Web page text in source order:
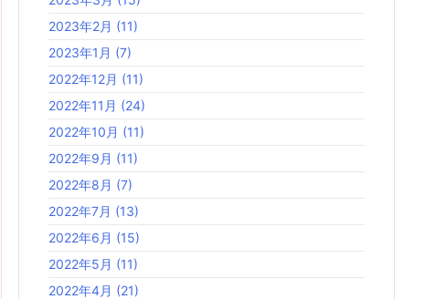
2023年2月 (11)
2023年1月 (7)
2022年12月 (11)
2022年11月 (24)
2022年10月 (11)
2022年9月 (11)
2022年8月 (7)
2022年7月 (13)
2022年6月 (15)
2022年5月 (11)
2022年4月 (21)